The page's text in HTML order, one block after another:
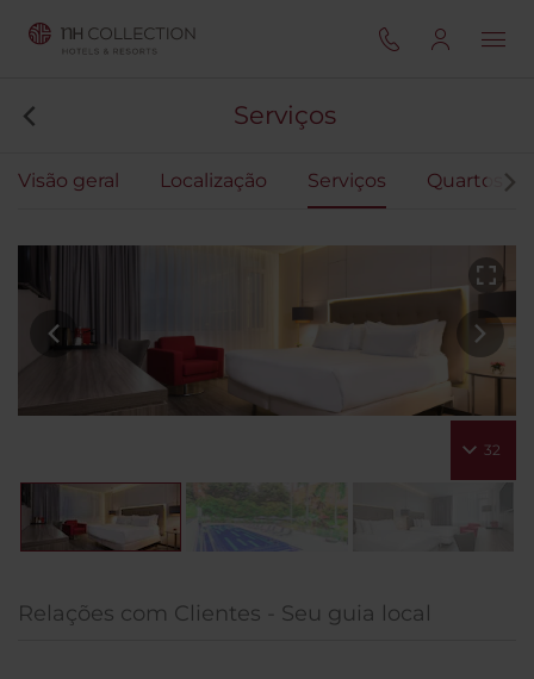
Serviços
Visão geral Localização Serviços Quartos
32
Relações com Clientes - Seu guia local